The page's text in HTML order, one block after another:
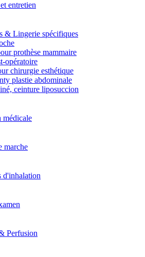
entretien
& Lingerie spécifiques
prothèse mammaire
opératoire
chirurgie esthétique
plastie abdominale
ceinture liposuccion
médicale
marche
d'inhalation
Perfusion